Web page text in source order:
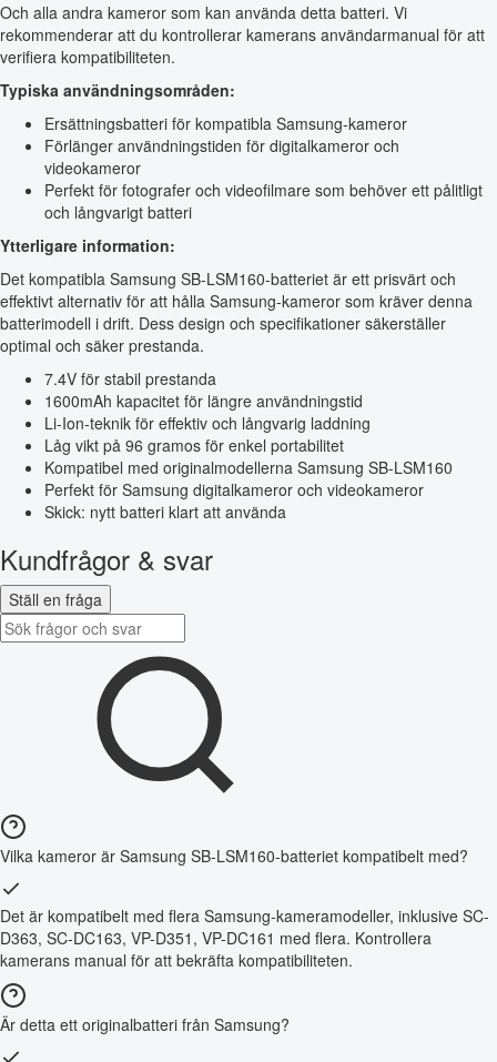
Och alla andra kameror som kan använda detta batteri. Vi
rekommenderar att du kontrollerar kamerans användarmanual för att
verifiera kompatibiliteten.
Typiska användningsområden:
Ersättningsbatteri för kompatibla Samsung-kameror
Förlänger användningstiden för digitalkameror och
videokameror
Perfekt för fotografer och videofilmare som behöver ett pålitligt
och långvarigt batteri
Ytterligare information:
Det kompatibla Samsung SB-LSM160-batteriet är ett prisvärt och
effektivt alternativ för att hålla Samsung-kameror som kräver denna
batterimodell i drift. Dess design och specifikationer säkerställer
optimal och säker prestanda.
7.4V för stabil prestanda
1600mAh kapacitet för längre användningstid
Li-Ion-teknik för effektiv och långvarig laddning
Låg vikt på 96 gramos för enkel portabilitet
Kompatibel med originalmodellerna Samsung SB-LSM160
Perfekt för Samsung digitalkameror och videokameror
Skick: nytt batteri klart att använda
Kundfrågor & svar
Ställ en fråga
Vilka kameror är Samsung SB-LSM160-batteriet kompatibelt med?
Det är kompatibelt med flera Samsung-kameramodeller, inklusive SC-
D363, SC-DC163, VP-D351, VP-DC161 med flera. Kontrollera
kamerans manual för att bekräfta kompatibiliteten.
Är detta ett originalbatteri från Samsung?